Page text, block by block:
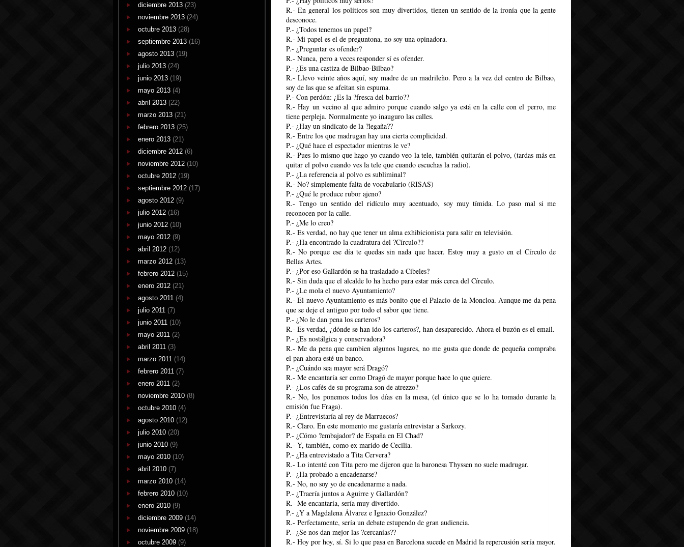
diciembre 2013 (23)
noviembre 2013 (24)
octubre 2013 (28)
septiembre 2013 (16)
agosto 2013 (19)
julio 2013 (24)
junio 2013 (19)
mayo 2013 (4)
abril 2013 (22)
marzo 2013 (21)
febrero 2013 (25)
enero 2013 (21)
diciembre 2012 (6)
noviembre 2012 (10)
octubre 2012 (19)
septiembre 2012 (17)
agosto 2012 (9)
julio 2012 (16)
junio 2012 (10)
mayo 2012 (9)
abril 2012 (12)
marzo 2012 (13)
febrero 2012 (15)
enero 2012 (21)
agosto 2011 (4)
julio 2011 (7)
junio 2011 (10)
mayo 2011 (2)
abril 2011 (3)
marzo 2011 (14)
febrero 2011 (7)
enero 2011 (2)
noviembre 2010 (8)
octubre 2010 (4)
agosto 2010 (12)
julio 2010 (20)
junio 2010 (9)
mayo 2010 (10)
abril 2010 (7)
marzo 2010 (14)
febrero 2010 (10)
enero 2010 (9)
diciembre 2009 (14)
noviembre 2009 (18)
octubre 2009 (9)
R.- En general los políticos son muy divertidos, tienen un sentido de la ironía que la gente
desconoce.
P.- ¿Todos tenemos un papel?
R.- Mi papel es el de preguntona, no soy una opinadora.
P.- ¿Preguntar es ofender?
R.- Nunca, pero a veces responder sí es ofender.
P.- ¿Es una castiza de Bilbao-Bilbao?
R.- Llevo veinte años aquí, soy madre de un madrileño. Pero a la vez del centro de Bilbao,
soy de las que se afeitan sin espuma.
P.- Con perdón: ¿Es la ?fresca del barrio??
R.- Hay un vecino al que admiro porque cuando salgo ya está en la calle con el perro, me
tiene perpleja. Normalmente yo inauguro las calles.
P.- ¿Hay un sindicato de la ?legaña??
R.- Entre los que madrugan hay una cierta complicidad.
P.- ¿Qué hace el espectador mientras le ve?
R.- Pues lo mismo que hago yo cuando veo la tele, también quitarán el polvo, (tardas más en
quitar el polvo cuando ves la tele que cuando escuchas la radio).
P.- ¿La referencia al polvo es subliminal?
R.- No? simplemente falta de vocabulario (RISAS)
P.- ¿Qué le produce rubor ajeno?
R.- Tengo un sentido del ridículo muy acentuado, soy muy tímida. Lo paso mal si me
reconocen por la calle.
P.- ¿Me lo creo?
R.- Es verdad, no hay que tener un alma exhibicionista para salir en televisión.
P.- ¿Ha encontrado la cuadratura del ?Círculo??
R.- No porque ese día te quedas sin nada que hacer. Estoy muy a gusto en el Círculo de
Bellas Artes.
P.- ¿Por eso Gallardón se ha trasladado a Cibeles?
R.- Sin duda que el alcalde lo ha hecho para estar más cerca del Círculo.
P.- ¿Le mola el nuevo Ayuntamiento?
R.- El nuevo Ayuntamiento es más bonito que el Palacio de la Moncloa. Aunque me da pena
que se deje el antiguo por todo el sabor que tiene.
P.- ¿No le dan pena los carteros?
R.- Es verdad, ¿dónde se han ido los carteros?, han desaparecido. Ahora el buzón es el email.
P.- ¿Es nostálgica y conservadora?
R.- Me da pena que cambien algunos lugares, no me gusta que donde de pequeña compraba
el pan ahora esté un banco.
P.- ¿Cuándo sea mayor será Dragó?
R.- Me encantaría ser como Dragó de mayor porque hace lo que quiere.
P.- ¿Los cafés de su programa son de atrezzo?
R.- No, los ponemos todos los días en la mesa, (el único que se lo ha tomado durante la
emisión fue Fraga).
P.- ¿Entrevistaría al rey de Marruecos?
R.- Claro. En este momento me gustaría entrevistar a Sarkozy.
P.- ¿Cómo ?embajador? de España en El Chad?
R.- Y, también, como ex marido de Cecilia.
P.- ¿Ha entrevistado a Tita Cervera?
R.- Lo intenté con Tita pero me dijeron que la baronesa Thyssen no suele madrugar.
P.- ¿Ha probado a encadenarse?
R.- No, no soy yo de encadenarme a nada.
P.- ¿Traería juntos a Aguirre y Gallardón?
R.- Me encantaría, sería muy divertido.
P.- ¿Y a Magdalena Álvarez e Ignacio González?
R.- Perfectamente, sería un debate estupendo de gran audiencia.
P.- ¿Se nos dan mejor las ?cercanías??
R.- Hoy por hoy, sí. Si lo que pasa en Barcelona sucede en Madrid la repercusión sería mayor.